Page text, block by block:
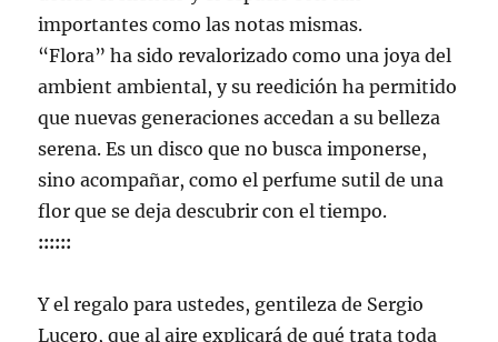
importantes como las notas mismas.
“Flora” ha sido revalorizado como una joya del
ambient ambiental, y su reedición ha permitido
que nuevas generaciones accedan a su belleza
serena. Es un disco que no busca imponerse,
sino acompañar, como el perfume sutil de una
flor que se deja descubrir con el tiempo.
::::::
Y el regalo para ustedes, gentileza de Sergio
Lucero, que al aire explicará de qué trata toda